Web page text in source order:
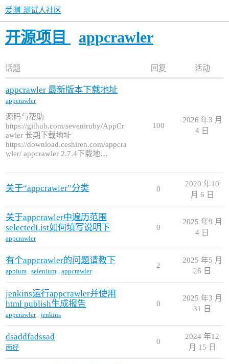
爱测-测试人社区
开源项目 appcrawler
话题 回复 活动
appcrawler 最新版本下载地址
appcrawler
源码与帮助
https://github.com/seveniruby/AppCr
awler 长期下载地址
https://download.ceshiren.com/appcra
wler/ appcrawler 2.7.4下载地…
100
2026 年3 月
4 日
关于“appcrawler”分类 0
2020 年10
月 6 日
关于appcrawler中遍历范围
selectedList如何填写说明下
appcrawler
0
2025 年9 月
4 日
有个appcrawler的问题请教下
appium ,selenium , appcrawler
2
2025 年5 月
26 日
jenkins运行appcrawler并使用
html publish生成报告
appcrawler ,jenkins
0
2025 年3 月
31 日
dsaddfadssad
面经
0
2024 年12
月 15 日